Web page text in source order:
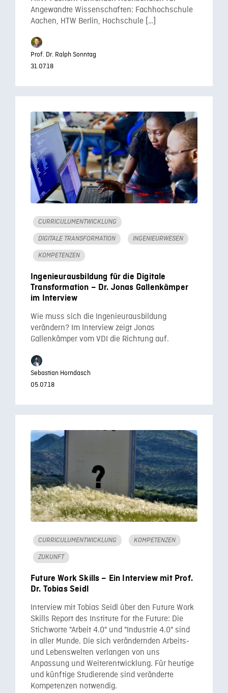
Angewandte Wissenschaften: Fachhochschule
Aachen, HTW Berlin, Hochschule […]
Prof. Dr. Ralph Sonntag
31.07.18
CURRICULUMENTWICKLUNG
DIGITALE TRANSFORMATION INGENIEURWESEN
KOMPETENZEN
Ingenieurausbildung für die Digitale
Transformation – Dr. Jonas Gallenkämper
im Interview
Wie muss sich die Ingenieurausbildung
verändern? Im Interview zeigt Jonas
Gallenkämper vom VDI die Richtung auf.
Sebastian Horndasch
05.07.18
CURRICULUMENTWICKLUNG KOMPETENZEN
ZUKUNFT
Future Work Skills – Ein Interview mit Prof.
Dr. Tobias Seidl
Interview mit Tobias Seidl über den Future Work
Skills Report des Institute for the Future: Die
Stichworte "Arbeit 4.0" und "Industrie 4.0" sind
in aller Munde. Die sich verändernden Arbeits-
und Lebenswelten verlangen von uns
Anpassung und Weiterentwicklung. Für heutige
und künftige Studierende sind veränderte
Kompetenzen notwendig.